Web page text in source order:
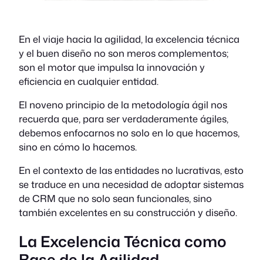
En el viaje hacia la agilidad, la excelencia técnica
y el buen diseño no son meros complementos;
son el motor que impulsa la innovación y
eficiencia en cualquier entidad.
El noveno principio de la metodología ágil nos
recuerda que, para ser verdaderamente ágiles,
debemos enfocarnos no solo en lo que hacemos,
sino en cómo lo hacemos.
En el contexto de las entidades no lucrativas, esto
se traduce en una necesidad de adoptar sistemas
de CRM que no solo sean funcionales, sino
también excelentes en su construcción y diseño.
La Excelencia Técnica como